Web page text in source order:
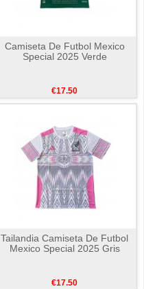
Camiseta De Futbol Mexico
Special 2025 Verde
€17.50
Tailandia Camiseta De Futbol
Mexico Special 2025 Gris
€17.50